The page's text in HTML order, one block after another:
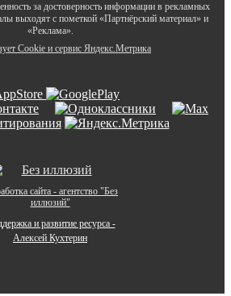
за достоверность информации в рекламных
выходят с пометкой «Партнёрский материал» и
«Реклама».
Cookie и сервиc Яндекс.Метрика
сайта - агентство "Без
иллюзий"
и развитие ресурса -
Алексей Кухтерин